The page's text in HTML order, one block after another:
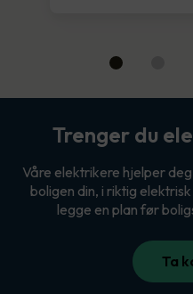
Trenger du
Våre elektrikere hjelper
boligen din, i riktig
legge en plan før
Ta